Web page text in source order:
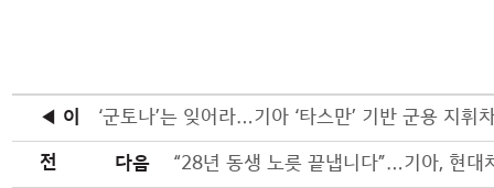
◀ 이
전
‘군토나’는 잊어라…기아 ‘타스만’ 기반 군용 지휘
다음